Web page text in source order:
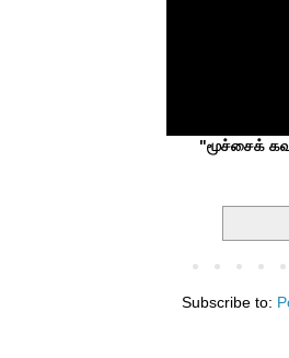
"மூச்சைக்
Subscribe to: